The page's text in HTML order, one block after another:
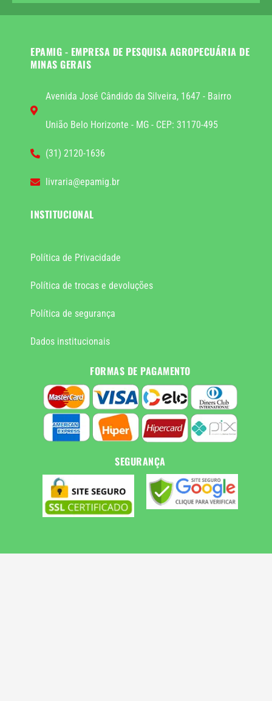
EPAMIG - EMPRESA DE PESQUISA AGROPECUÁRIA DE
MINAS GERAIS
Avenida José Cândido da Silveira, 1647 - Bairro
União Belo Horizonte - MG - CEP: 31170-495
(31) 2120-1636
livraria@epamig.br
INSTITUCIONAL
Política de Privacidade
Política de trocas e devoluções
Política de segurança
Dados institucionais
FORMAS DE PAGAMENTO
SEGURANÇA